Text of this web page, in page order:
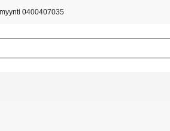
0400407035